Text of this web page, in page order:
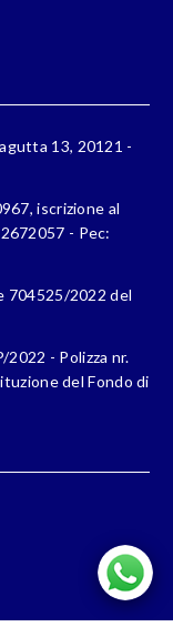
13, 20121 -
iscrizione al
- Pec:
704525/2022 del
2022 - Polizza nr.
del Fondo di